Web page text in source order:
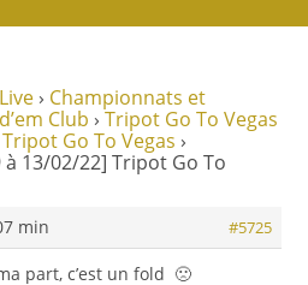
› Championnats et
Club › Tripot Go To Vegas
Go To Vegas ›
13/02/22] Tripot Go To
min #5725
part, c’est un fold 🙁